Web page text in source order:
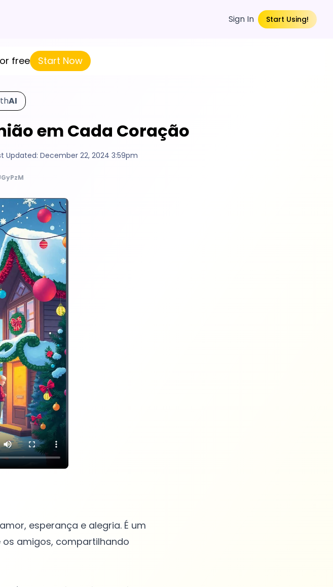
Sign In Start Using!
free Start Now
AI
em Cada Coração
Updated: December 22, 2024 3:59pm
esperança e alegria. É um
amigos, compartilhando